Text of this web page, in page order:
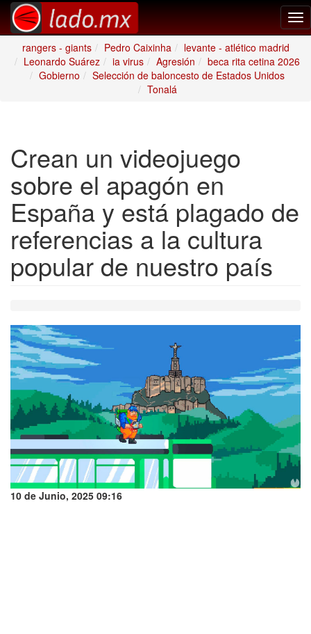
rangers - giants
Pedro Caixinha
levante - atlético madrid
Leonardo Suárez
ia virus Agresión
beca rita cetina 2026
Gobierno
Selección de baloncesto de Estados Unidos
Tonalá
Crean un videojuego
sobre el apagón en
España y está plagado de
referencias a la cultura
popular de nuestro país
10 de Junio, 2025 09:16